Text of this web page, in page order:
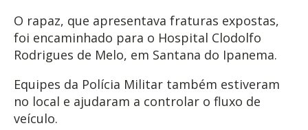
O rapaz, que apresentava fraturas expostas,
foi encaminhado para o Hospital Clodolfo
Rodrigues de Melo, em Santana do Ipanema.
Equipes da Polícia Militar também estiveram
no local e ajudaram a controlar o fluxo de
veículo.